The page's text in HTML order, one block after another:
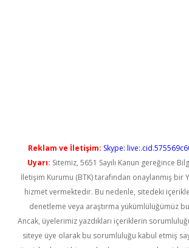
Reklam ve İletişim: Skype:
Uyarı: Sitemiz, 5651 Sayılı Kanun gereğince
İletişim Kurumu (BTK) tarafından onaylanmış bir
hizmet vermektedir. Bu nedenle, sitedeki
denetleme veya araştırma yükümlülüğümüz
Ancak, üyelerimiz yazdıkları içeriklerin
siteye üye olarak bu sorumluluğu kabul etmiş